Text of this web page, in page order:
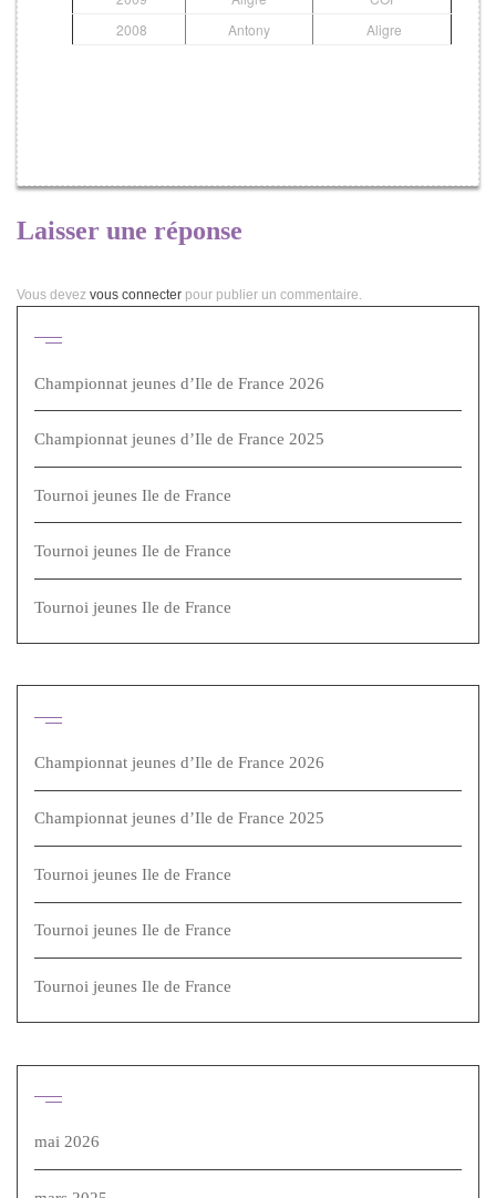
2008
Antony Aligre
Laisser une réponse
Vous devez vous connecter pour publier un commentaire.
Championnat jeunes d’Ile de France 2026
Championnat jeunes d’Ile de France 2025
Tournoi jeunes Ile de France
Tournoi jeunes Ile de France
Tournoi jeunes Ile de France
Championnat jeunes d’Ile de France 2026
Championnat jeunes d’Ile de France 2025
Tournoi jeunes Ile de France
Tournoi jeunes Ile de France
Tournoi jeunes Ile de France
mai 2026